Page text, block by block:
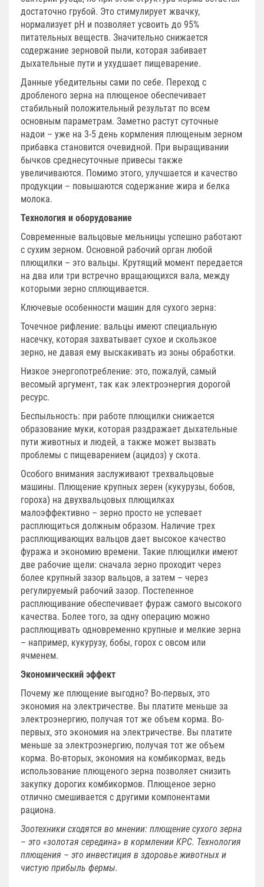
достаточно грубой. Это стимулирует жвачку,
нормализует pH и позволяет усвоить до 95%
питательных веществ. Значительно снижается
содержание зерновой пыли, которая забивает
дыхательные пути и ухудшает пищеварение.
Данные убедительны сами по себе. Переход с
дробленого зерна на плющеное обеспечивает
стабильный положительный результат по всем
основным параметрам. Заметно растут суточные
надои – уже на 3-5 день кормления плющеным зерном
прибавка становится очевидной. При выращивании
бычков среднесуточные привесы также
увеличиваются. Помимо этого, улучшается и качество
продукции – повышаются содержание жира и белка
молока.
Технология и оборудование
Современные вальцовые мельницы успешно работают
с сухим зерном. Основной рабочий орган любой
плющилки – это вальцы. Крутящий момент передается
на два или три встречно вращающихся вала, между
которыми зерно сплющивается.
Ключевые особенности машин для сухого зерна:
Точечное рифление: вальцы имеют специальную
насечку, которая захватывает сухое и скользкое
зерно, не давая ему выскакивать из зоны обработки.
Низкое энергопотребление: это, пожалуй, самый
весомый аргумент, так как электроэнергия дорогой
ресурс.
Беспыльность: при работе плющилки снижается
образование муки, которая раздражает дыхательные
пути животных и людей, а также может вызвать
проблемы с пищеварением (ацидоз) у скота.
Особого внимания заслуживают трехвальцовые
машины. Плющение крупных зерен (кукурузы, бобов,
гороха) на двухвальцовых плющилках
малоэффективно – зерно просто не успевает
расплющиться должным образом. Наличие трех
расплющивающих вальцов дает высокое качество
фуража и экономию времени. Такие плющилки имеют
две рабочие щели: сначала зерно проходит через
более крупный зазор вальцов, а затем – через
регулируемый рабочий зазор. Постепенное
расплющивание обеспечивает фураж самого высокого
качества. Более того, за одну операцию можно
расплющивать одновременно крупные и мелкие зерна
– например, кукурузу, бобы, горох с овсом или
ячменем.
Экономический эффект
Почему же плющение выгодно? Во-первых, это
экономия на электричестве. Вы платите меньше за
электроэнергию, получая тот же объем корма. Во-
первых, это экономия на электричестве. Вы платите
меньше за электроэнергию, получая тот же объем
корма. Во-вторых, экономия на комбикормах, ведь
использование плющеного зерна позволяет снизить
закупку дорогих комбикормов. Плющеное зерно
отлично смешивается с другими компонентами
рациона.
Зоотехники сходятся во мнении: плющение сухого зерна
– это «золотая середина» в кормлении КРС. Технология
плющения – это инвестиция в здоровье животных и
чистую прибыль фермы.